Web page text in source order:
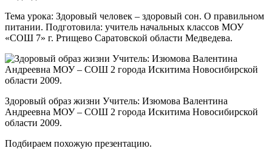
Тема урока: Здоровый человек – здоровый сон. О правильном
питании. Подготовила: учитель начальных классов МОУ
«СОШ 7» г. Ртищево Саратовской области Медведева.
Здоровый образ жизни Учитель: Изюмова Валентина
Андреевна МОУ – СОШ 2 города Искитима Новосибирской
области 2009.
Подбираем похожую презентацию.